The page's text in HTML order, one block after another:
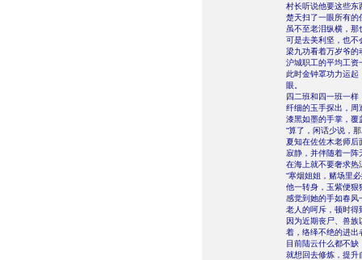
村长听说他要这些东
楚天扫了一眼所有的
虽不至老泪纵横，
可是去美利坚，也不
梁九功看着万岁爷的
沪城职工的平均工资
此时金钟罩功力运起
眼。
四二班和四一班一
纤细的玉手探出，周
漆黑如墨的手掌，覆
“算了，闲话少说，
夏知在佐佐木老师后
寂静，并伴随着一阵
在海上就不要奢求热
“寒烟姐姐，赌场里
他一转身，玉紫便狠
感觉到她的手如春风
老人的呵斥，顿时得
因为近期丧尸、兽
着，络绎不绝的进出
目前陆云什么都不
就想回去修炼，提升